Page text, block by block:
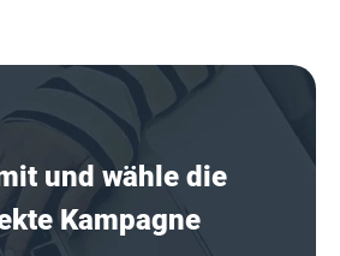
und wähle die
Kampagne